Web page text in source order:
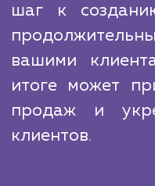
рассылки писем.
Подключение
рассылки